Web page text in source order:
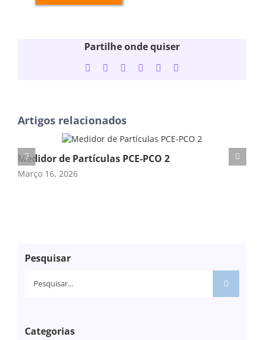
Partilhe onde quiser
Facebook
TwitterLinkedInWhatsApp
Tumblr
Artigos relacionados
Medidor de Partículas PCE-PCO 2
Março 16, 2026
Pesquisar
Pesquisar
Categorias